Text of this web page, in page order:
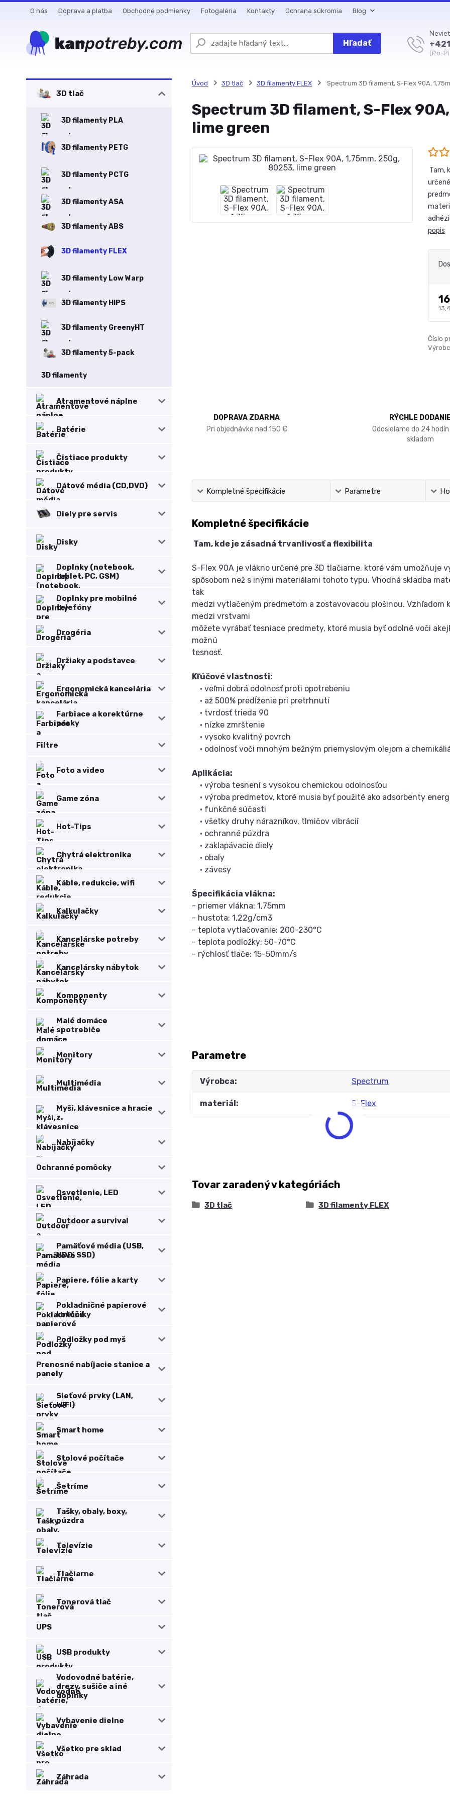
O nás Doprava a platba Obchodné podmienky Fotogaléria Kontakty Ochrana súkromia Blog
Hľadať
(Po-
3D tlač
3D filamenty PLA
3D filamenty PETG
3D filamenty PCTG
3D filamenty ASA
3D filamenty ABS
3D filamenty FLEX
3D filamenty Low Warp
3D filamenty HIPS
3D filamenty GreenyHT
3D filamenty 5-pack
3D filamenty
Atramentové náplne
Batérie
Čistiace produkty
Dátové média (CD,DVD)
Diely pre servis
Disky
Doplnky (notebook,
tablet, PC, GSM)
Doplnky pre mobilné
telefóny
Drogéria
Držiaky a podstavce
Ergonomická kancelária
Farbiace a korektúrne
pásky
Filtre
Foto a video
Game zóna
Hot-Tips
Chytrá elektronika
Káble, redukcie, wifi
Kalkulačky
Kancelárske potreby
Kancelársky nábytok
Komponenty
Malé domáce
spotrebiče
Monitory
Multimédia
Myši, klávesnice a hracie
z.
Nabíjačky
Ochranné pomôcky
Osvetlenie, LED
Outdoor a survival
Pamäťové média (USB,
HDD, SSD)
Papiere, fólie a karty
Pokladničné papierové
kotúčiky
Podložky pod myš
Prenosné nabíjacie stanice a
panely
Sieťové prvky (LAN,
WIFI)
Smart home
Stolové počítače
Šetríme
Tašky, obaly, boxy,
púzdra
Televízie
Tlačiarne
Tonerová tlač
UPS
USB produkty
Vodovodné batérie,
drezy, sušiče a iné
doplnky
Vybavenie dielne
Všetko pre sklad
Záhrada
Úvod 3D tlač 3D filamenty FLEX Spectrum 3D filament, S-Flex 90A,
Spectrum 3D filament, S-Flex
lime green
Tam,
popis
Číslo
DOPRAVA ZDARMA
Pri objednávke nad 150 €
RÝCHLE DODANIE
Odosielame do 24
skladom
Kompletné špecifikácie Parametre
Kompletné špecifikácie
Tam, kde je zásadná trvanlivosť a flexibilita
S-Flex 90A je vlákno určené pre 3D tlačiarne, ktoré vám umožňuje
spôsobom než s inými materiálami tohoto typu. Vhodná skladba
tak
medzi vytlačeným predmetom a zostavovacou plošinou. Vzhľadom
medzi vrstvami
môžete vyrábať tesniace predmety, ktoré musia byť odolné voči
možnú
tesnosť.
Kľúčové vlastnosti:
• veľmi dobrá odolnosť proti opotrebeniu
• až 500% predĺženie pri pretrhnutí
• tvrdosť trieda 90
• nízke zmrštenie
• vysoko kvalitný povrch
• odolnosť voči mnohým bežným priemyslovým olejom a
Aplikácia:
• výroba tesnení s vysokou chemickou odolnosťou
• výroba predmetov, ktoré musia byť použité ako adsorbenty
• funkčné súčasti
• všetky druhy nárazníkov, tlmičov vibrácií
• ochranné púzdra
• zaklapávacie diely
• obaly
• závesy
Špecifikácia vlákna:
- priemer vlákna: 1,75mm
- hustota: 1,22g/cm3
- teplota vytlačovanie: 200-230°C
- teplota podložky: 50-70°C
- rýchlosť tlače: 15-50mm/s
Parametre
Výrobca Spectrum
materiál S-Flex
Tovar zaradený v kategóriách
3D tlač 3D filamenty FLEX